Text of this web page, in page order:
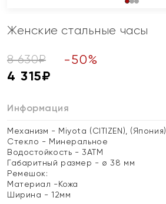
Женские стальные часы
8 630₽ -50%
4 315₽
Информация
Механизм - Miyota (CITIZEN), (Япония)
Стекло - Минеральное
Водостойкость - 3АТМ
Габаритный размер - ø 38 мм
Ремешок:
Материал -Кожа
Ширина - 12мм